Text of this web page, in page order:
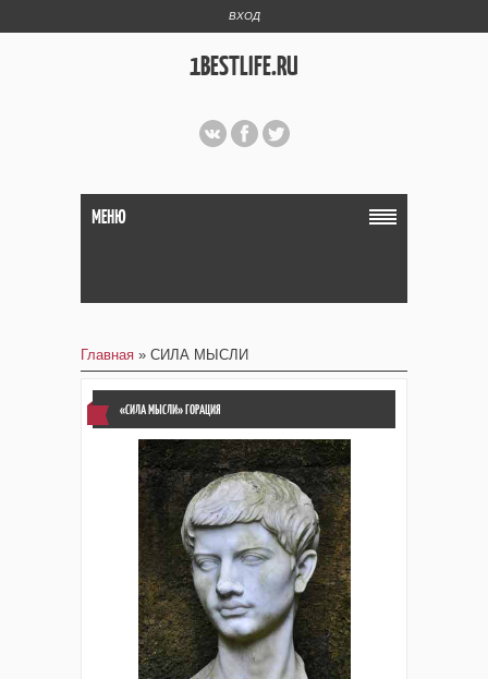
ВХОД
1BESTLIFE.RU
МЕНЮ
Главная » СИЛА МЫСЛИ
«СИЛА МЫСЛИ» ГОРАЦИЯ